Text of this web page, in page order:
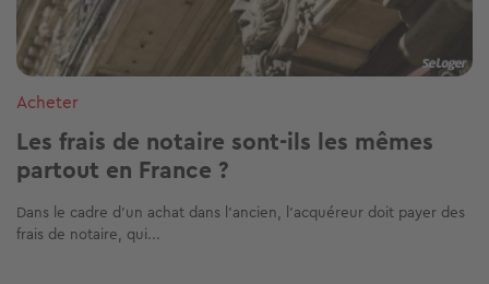
Acheter
Les frais de notaire sont-ils les mêmes
partout en France ?
Dans le cadre d'un achat dans l’ancien, l’acquéreur doit payer des
frais de notaire, qui...